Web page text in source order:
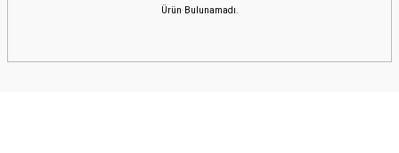
Ürün Bulunamadı.